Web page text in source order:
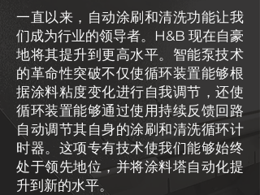
一直以来，自动涂刷和清洗功能让我
们成为行业的领导者。H&B 现在自豪
地将其提升到更高水平。智能泵技术
的革命性突破不仅使循环装置能够根
据涂料粘度变化进行自我调节，还使
循环装置能够通过使用持续反馈回路
自动调节其自身的涂刷和清洗循环计
时器。这项专有技术使我们能够始终
处于领先地位，并将涂料塔自动化提
升到新的水平。